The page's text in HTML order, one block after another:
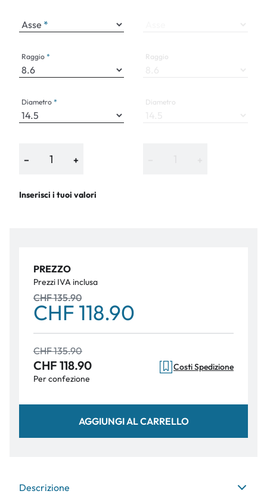
Asse
Raggio
Diametro
− +
Inserisci i tuoi valori
Raggio
Diametro
PREZZO
Prezzi IVA inclusa
CHF 135.90
CHF 118.90
CHF 135.90
CHF 118.90
Per confezione
Costi Spedizione
AGGIUNGI AL CARRELLO
Descrizione